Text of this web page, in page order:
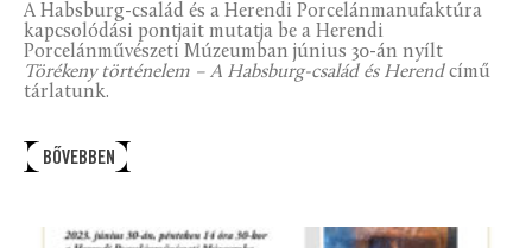
A Habsburg-család és a Herendi Porcelánmanufaktúra
kapcsolódási pontjait mutatja be a Herendi
Porcelánművészeti Múzeumban június 30-án nyílt
Törékeny történelem – A Habsburg-család és Herendcímű
tárlatunk.
BŐVEBBEN